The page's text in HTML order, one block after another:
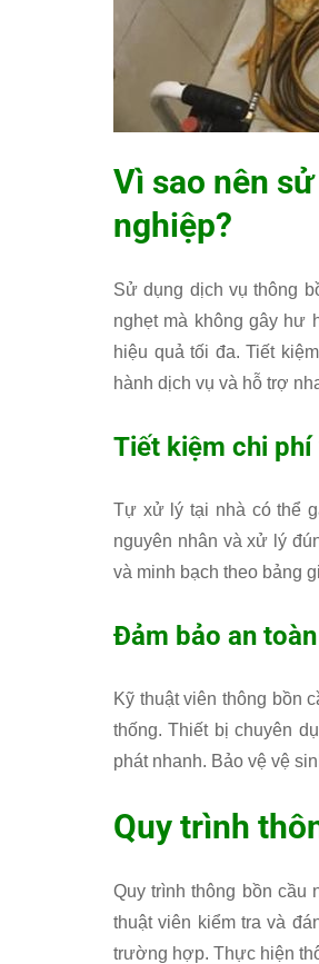
Vì sao nên
nghiệp?
Sử dụng dịch vụ thông
nghẹt mà không gây hư
hiệu quả tối đa. Tiết
hành dịch vụ và hỗ trợ
Tiết kiệm chi phí
Tự xử lý tại nhà có thể
nguyên nhân và xử lý
và minh bạch theo bảng
Đảm bảo an
Kỹ thuật viên thông bồn
thống. Thiết bị chuyên
phát nhanh. Bảo vệ vệ
Quy trình
Quy trình thông bồn cầu
thuật viên kiểm tra và
trường hợp. Thực hiện